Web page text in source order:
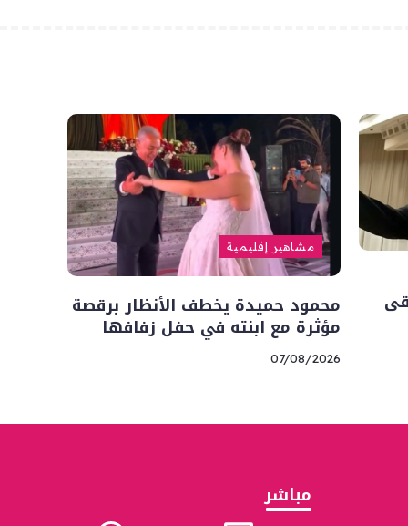
مشاهير إقليمية
محمود حميدة يخطف الأنظار برقصة
مؤثرة مع ابنته في حفل زفافها
07/08/2026
مباشر